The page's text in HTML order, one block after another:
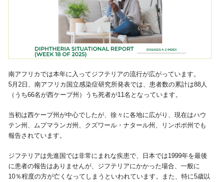
貸切バス・ハイヤー 通訳・ガイド
視察旅行・研修旅行 国内手配トップ
選ばれる理由 サービス内容
南アフリカでは本年に入ってジフテリアの流行が広がっています。
5月2日、南アフリカ国立感染症研究所発表では、患者数の累計は88人
（うち66名が西ケープ州）うち死者が11名となっています。
当初は西ケープ州が中心でしたが、徐々に各地に広がり、現在はハウ
テン州、ムプマランガ州、クズワール・ナタール州、リンポポ州でも
報告されています。
ジフテリアは先進国では非常にまれな疾患で、日本では1999年を最後
に患者の報告はありませんが、ジフテリアにかかった場合、一般に
10％程度の方が亡くなってしまうといわれています。また、特に5歳以